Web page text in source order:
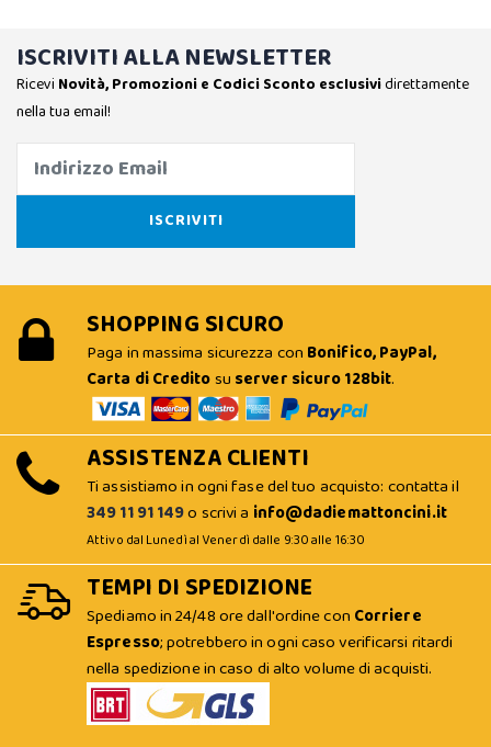
ISCRIVITI ALLA NEWSLETTER
Ricevi Novità, Promozioni e Codici Sconto esclusividirettamente
nella tua email!
SHOPPING SICURO
Paga in massima sicurezza con Bonifico, PayPal,
Carta di Creditosu server sicuro 128bit.
ASSISTENZA CLIENTI
Ti assistiamo in ogni fase del tuo acquisto: contatta il
349 11 91 149o scrivi a info@dadiemattoncini.it
Attivo dal Lunedì al Venerdì dalle 9:30 alle 16:30
TEMPI DI SPEDIZIONE
Spediamo in 24/48 ore dall'ordine con Corriere
Espresso; potrebbero in ogni caso verificarsi ritardi
nella spedizione in caso di alto volume di acquisti.